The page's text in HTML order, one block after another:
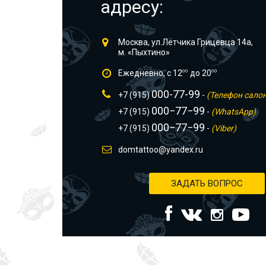
адресу:
Москва, ул.Лётчика Грицевца 14а,
м. «Пыхтино»
Ежедневно, с 1200 до 2000
+7 (915)000-77-99 - (Телефон
+7 (915) 000−77−99 - (WhatsApp)
+7 (915) 000−77−99 - (Viber)
domtattoo@yandex.ru
ЗАДАТЬ ВОПРОС